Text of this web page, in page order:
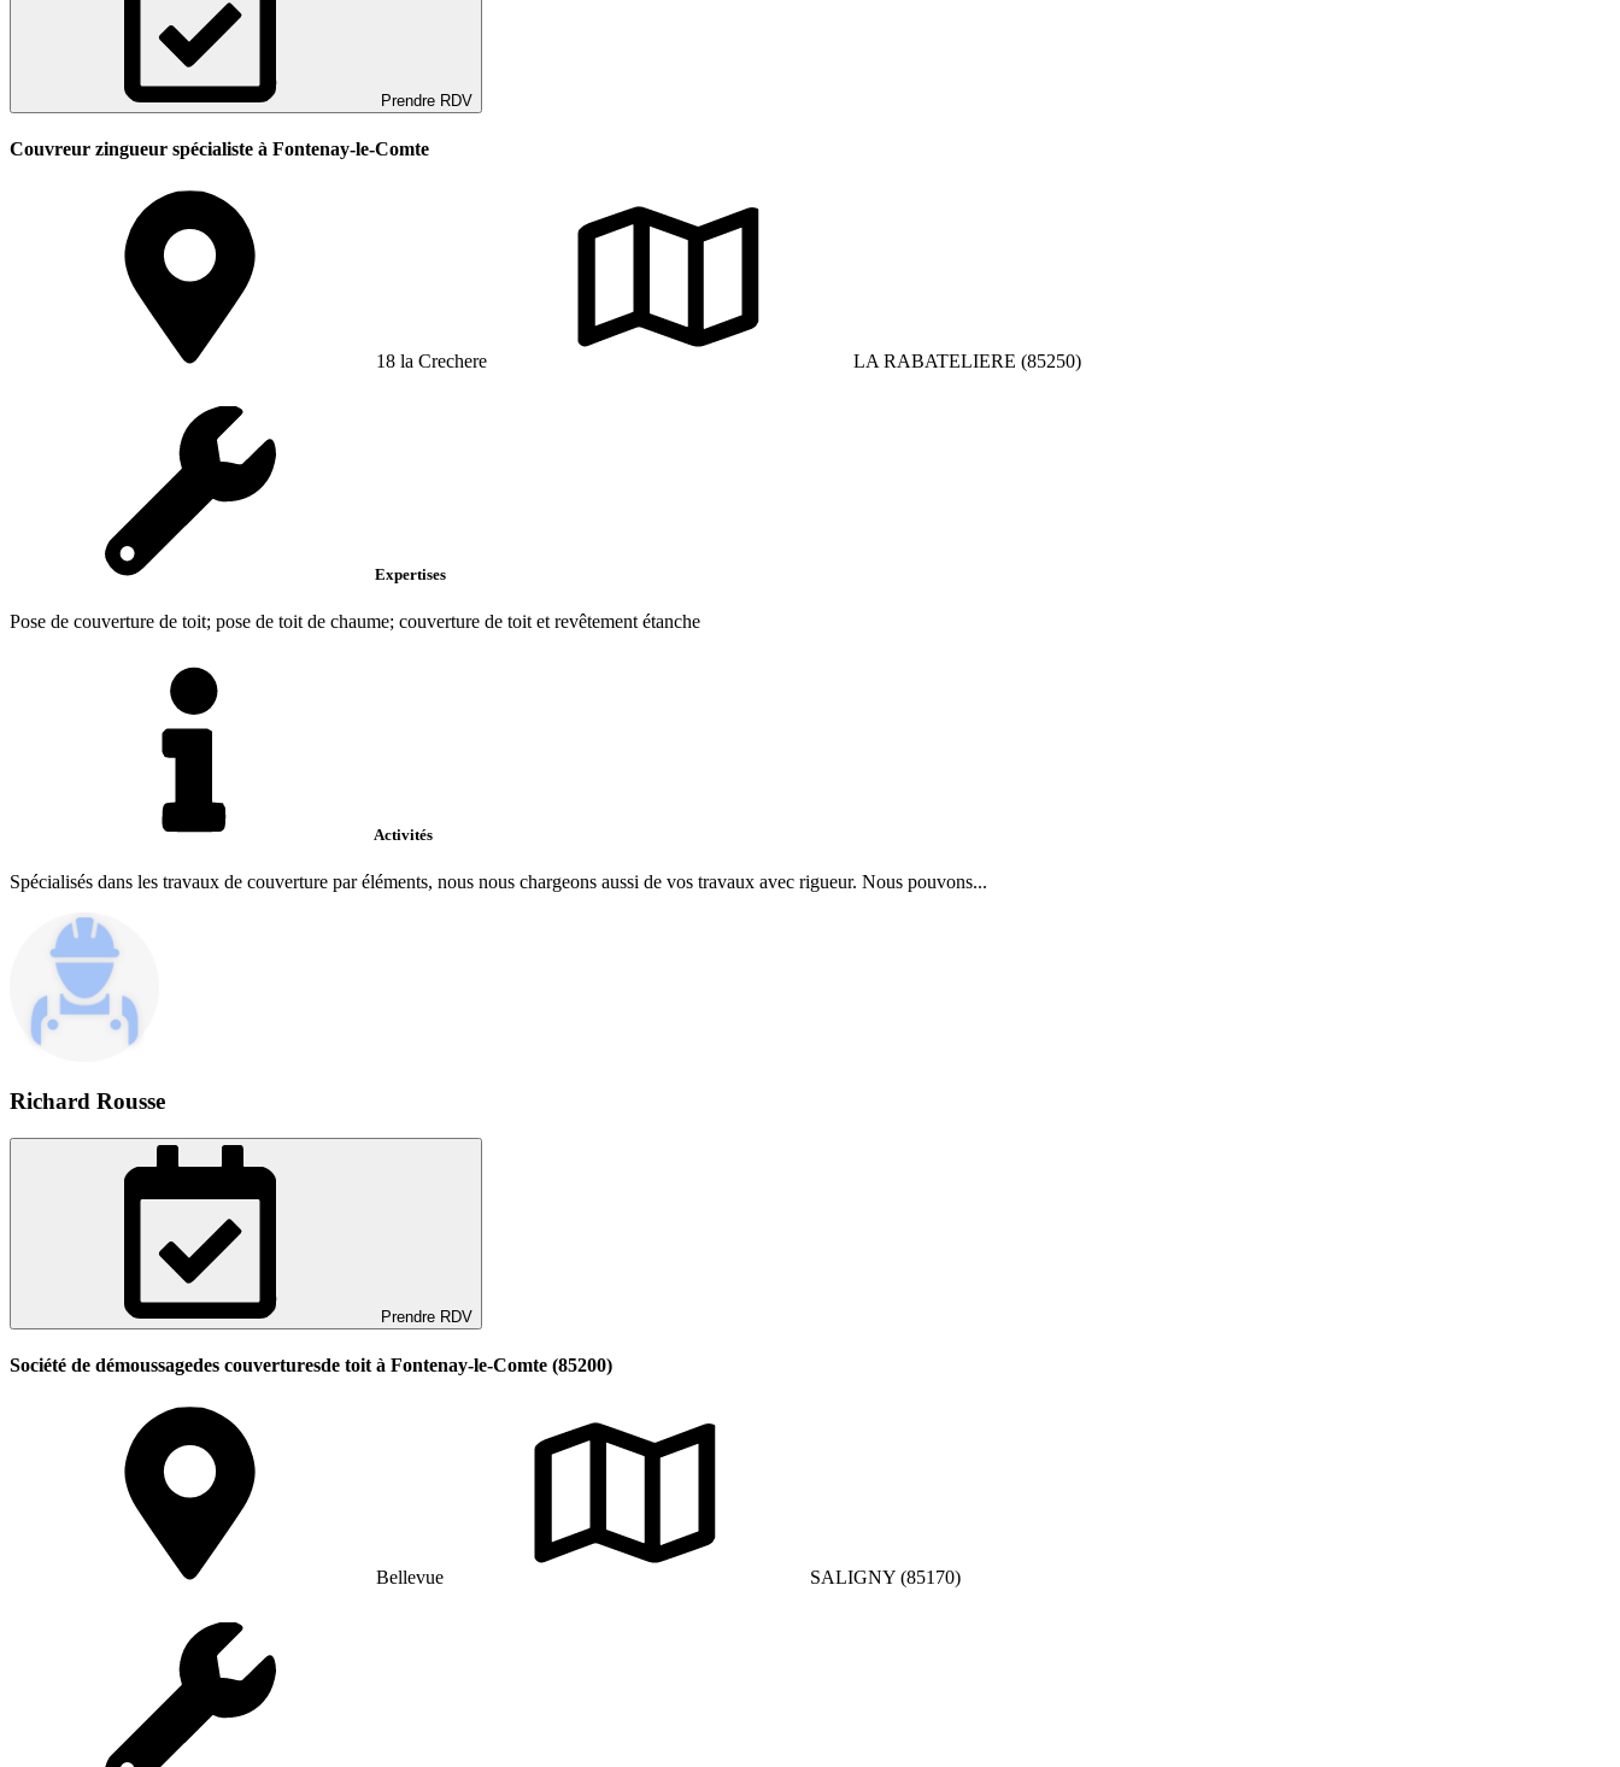
Prendre RDV
Couvreur zingueur spécialiste à Fontenay-le-Comte
18 la Crechere LA RABATELIERE (85250)
Expertises
Pose de couverture de toit; pose de toit de chaume; couverture de toit et revêtement étanche
Activités
Spécialisés dans les travaux de couverture par éléments, nous nous chargeons aussi de vos travaux avec rigueur. Nous pouvons...
Richard Rousse
Prendre RDV
Société de démoussagedes couverturesde toit à Fontenay-le-Comte (85200)
Bellevue SALIGNY (85170)